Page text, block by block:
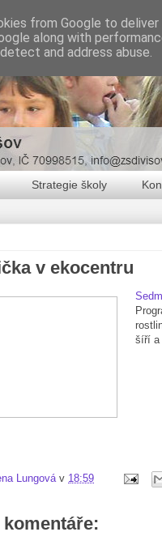
Strategie školy
v ekocentru
šíří a
Lungová v 18:59
komentáře:
from Google to
along with
and address abuse.